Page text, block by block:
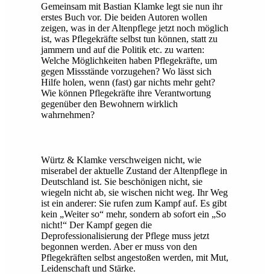
Gemeinsam mit Bastian Klamke legt sie nun ihr
erstes Buch vor. Die beiden Autoren wollen
zeigen, was in der Altenpflege jetzt noch möglich
ist, was Pflegekräfte selbst tun können, statt zu
jammern und auf die Politik etc. zu warten:
Welche Möglichkeiten haben Pflegekräfte, um
gegen Missstände vorzugehen? Wo lässt sich
Hilfe holen, wenn (fast) gar nichts mehr geht?
Wie können Pflegekräfte ihre Verantwortung
gegenüber den Bewohnern wirklich
wahrnehmen?
Würtz & Klamke verschweigen nicht, wie
miserabel der aktuelle Zustand der Altenpflege in
Deutschland ist. Sie beschönigen nicht, sie
wiegeln nicht ab, sie wischen nicht weg. Ihr Weg
ist ein anderer: Sie rufen zum Kampf auf. Es gibt
kein „Weiter so“ mehr, sondern ab sofort ein „So
nicht!“ Der Kampf gegen die
Deprofessionalisierung der Pflege muss jetzt
begonnen werden. Aber er muss von den
Pflegekräften selbst angestoßen werden, mit Mut,
Leidenschaft und Stärke.